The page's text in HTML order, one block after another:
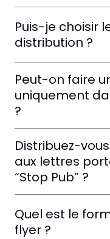
Puis-je choisir
distribution ?
Peut-on faire
uniquement
?
Distribuez-
aux lettres
“Stop Pub” ?
Quel est le
flyer ?